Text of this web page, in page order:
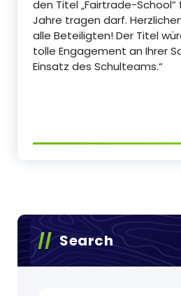
den Titel „Fairtrade-
Jahre tragen darf.
alle Beteiligten! Der Titel
tolle Engagement an Ihrer
Einsatz des Schulteams.“
Search